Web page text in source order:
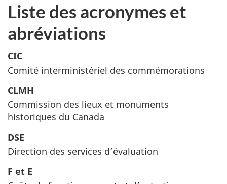
Liste des acronymes et
abréviations
CIC
Comité interministériel des commémorations
CLMH
Commission des lieux et monuments
historiques du Canada
DSE
Direction des services d’évaluation
F et E